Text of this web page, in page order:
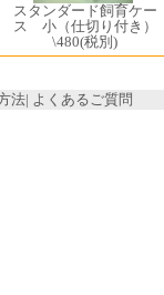
スタンダード飼育ケー
ス 小（仕切り付き）
\480(税別)
法| よくあるご質問